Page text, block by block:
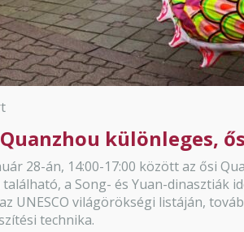
különleges,
28-án, 14:00-17:00 között az ősi
a Song- és Yuan-dinasztiák
UNESCO világörökségi listáján,
technika.